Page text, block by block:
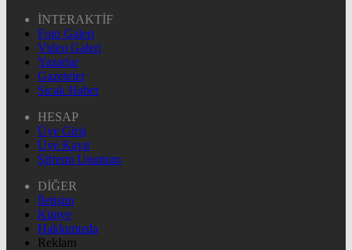
İNTERAKTİF
Foto Galeri
Video Galeri
Yazarlar
Gazeteler
Sıcak Haber
HESAP
Üye Giriş
Üye Kayıt
Şifremi Unuttum
DİĞER
İletişim
Künye
Hakkımızda
Reklam